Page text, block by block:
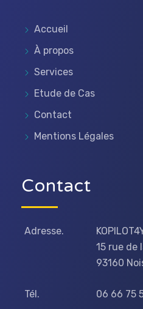
Accueil
À propos
Services
Etude de Cas
Contact
Mentions Légales
Contact
Adresse.
15 rue de
93160
Tél. 06 66 75